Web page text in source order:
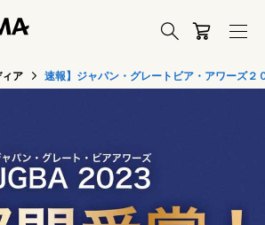
ィア 速報】ジャパン・グレートビア・アワーズ